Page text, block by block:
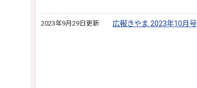
2023年9月29日更新 広報きやま 2023年10月号